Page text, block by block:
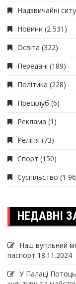
Надзвичайні
Новини (2 531)
Освіта (322)
Передачі (189)
Політика (228)
Пресклуб (6)
Реклама (1)
Релігія (73)
Спорт (150)
Суспільство (1
НЕДАВНІ
Наш вугільний
паспорт 18.11.2024
У Палаці